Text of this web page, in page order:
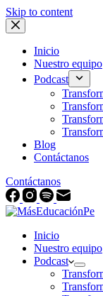
Skip to content
Inicio
Nuestro equipo
Podcast
Blog
Contáctanos
Contáctanos
Inicio
Nuestro equipo
Podcast